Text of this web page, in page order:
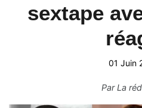
sextape
01 Juin
ParLa